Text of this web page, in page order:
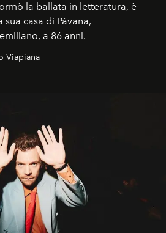
la ballata in letteratura, è
casa di Pàvana,
a 86 anni.
Viapiana